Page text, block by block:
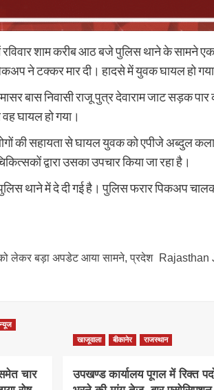
शाम करीब आठ बजे पुलिस थाने के सामने
ने टक्कर मार दी। हादसे में युवक घायल हो
बास निवासी राजू पुत्र देवाराम जाट सड़क
घायल हो गया।
की सहायता से घायल युवक को एपीजे अब्दुल
द्वारा उसका उपचार किया जा रहा है।
थाने में दे दी गई है। पुलिस फरार पिकअप
को लेकर बड़ा अपडेट आया सामने, प्रदेश
Rajasthan
चार
खाजूवाला बीकानेर राजस्थान
उपखण्ड कार्यालय पूगल में रिक्त